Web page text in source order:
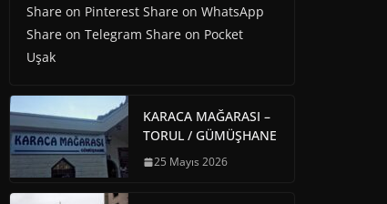
Share on Pinterest Share on WhatsApp
Share on Telegram Share on Pocket
Uşak
KARACA MAĞARASI –
TORUL / GÜMÜŞHANE
25 Mayıs 2026